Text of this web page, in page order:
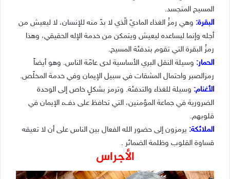
المسيح المتجسد.
البقرة: وهي رمزُ الغذاء الماديّ الّذي لا بدّ منه للإنسان، لا ليعيش من
أجله وإنما ليساعده ليعيش ويتمكن من خدمة الإله الحقيقي، وهذا
رمزُ البقرة التي تقوم بتدفئة المسيح.
الحمار: وسيلة النقل البري الأساسية لدى عامّة الناس. وهو أيضاً
رمزالصبر واحتمال المشقات في سبيل الإيمان وفي خدمة المخلّص.
الأغنام: وسيلة للغذاء والتدفئة. وترمز بشكلٍ خاص إلى الوحدة
الضرورية في جماعة المؤمنين، التي تحافظ على دفء الإيمان في
قلوبهم.
الملائكة: يرمزون إلى حضور الله الفعال بين الناس على أن لا تعيقه
قساوة القلوب وظلمة الضمائر .
الأجراس